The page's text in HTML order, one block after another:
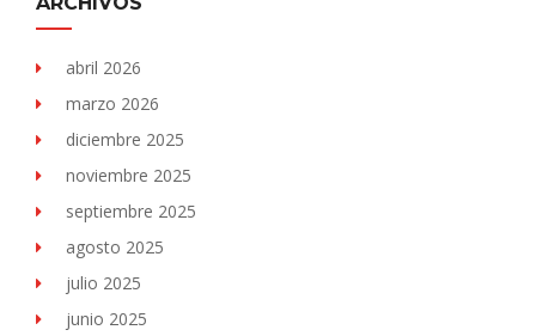
abril 2026
marzo 2026
diciembre 2025
noviembre 2025
septiembre 2025
agosto 2025
julio 2025
junio 2025